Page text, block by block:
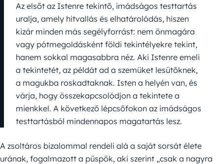
Az el­sőt az Istenre tekintő, imádságos testtartás
uralja, amely hit­vallás és elhatárolódás, hiszen
kizár minden más segély­forrást: nem önmagára
vagy pótmegoldásként földi tekintélyekre tekint,
hanem sokkal magasabbra néz. Aki Istenre emeli
a tekintetét, az példát ad a szemüket lesütőknek,
a magukba roskadtaknak. Isten a helyén van, és
várja, hogy összekapcsolódjon a tekintete a
mienkkel. A következő lépcsőfokon az imádságos
testtartásból mindennapos magatartás lesz.
A zsoltáros bizalommal rendeli alá a saját sorsát élete
urának, fogalmazott a püspök, aki szerint „csak a nagyra